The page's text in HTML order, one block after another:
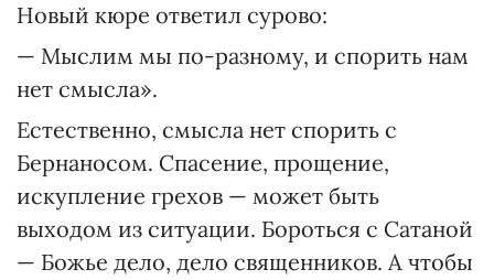
Новый кюре ответил сурово:
— Мыслим мы по-разному, и спорить нам
нет смысла».
Естественно, смысла нет спорить с
Бернаносом. Спасение, прощение,
искупление грехов — может быть
выходом из ситуации. Бороться с Сатаной
— Божье дело, дело священников. А чтобы